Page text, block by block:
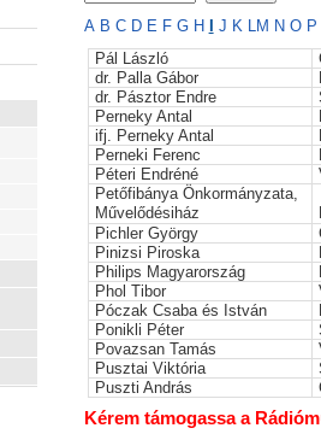
A B C D E F G H J K LM N O P
Pál László
dr. Palla Gábor
dr. Pásztor Endre
Perneky Antal
ifj. Perneky Antal
Perneki Ferenc
Péteri Endréné
Petőfibánya Önkormányzata,
Művelődésiház
Pichler György
Pinizsi Piroska
Philips Magyarország
Phol Tibor
Póczak Csaba és István
Ponikli Péter
Povazsan Tamás
Pusztai Viktória
Puszti András
Kérem támogassa a